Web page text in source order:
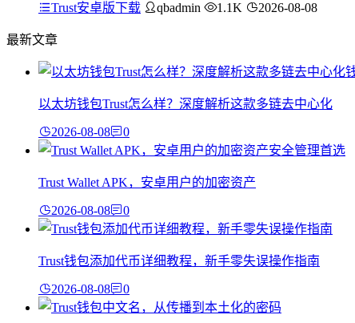
Trust安卓版下载 qbadmin 1.1K 2026-08-08
最新文章
以太坊钱包Trust怎么样？深度解析这款多链去中心化
2026-08-08 0
Trust Wallet APK，安卓用户的加密资产
2026-08-08 0
Trust钱包添加代币详细教程，新手零失误操作指南
2026-08-08 0